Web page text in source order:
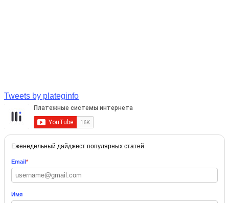
Tweets by plateginfo
Еженедельный дайджест популярных статей
Email*
Имя